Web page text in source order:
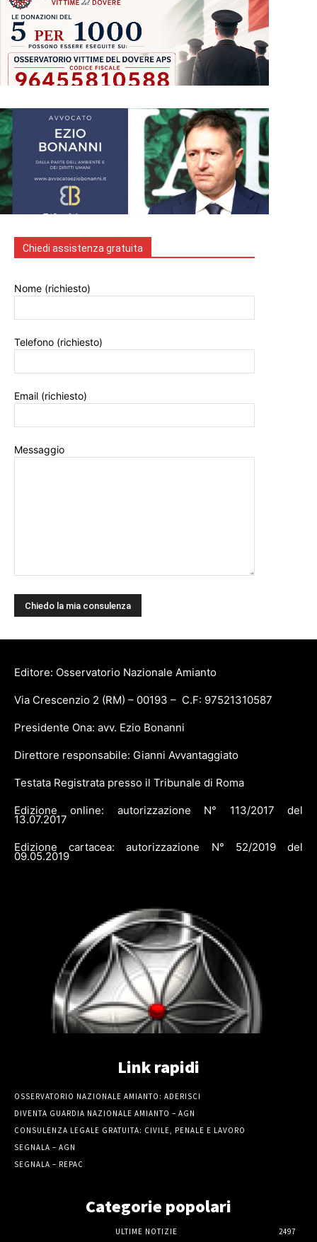
Chiedi assistenza gratuita
Nome (richiesto)
Telefono (richiesto)
Email (richiesto)
Messaggio
Editore: Osservatorio Nazionale Amianto
Via Crescenzio 2 (RM) – 00193 – C.F: 97521310587
Presidente Ona: avv. Ezio Bonanni
Direttore responsabile: Gianni Avvantaggiato
Testata Registrata presso il Tribunale di Roma
Edizione online: autorizzazione N° 113/2017 del
13.07.2017
Edizione cartacea: autorizzazione N° 52/2019 del
09.05.2019
Link rapidi
OSSERVATORIO NAZIONALE AMIANTO: ADERISCI
DIVENTA GUARDIA NAZIONALE AMIANTO – AGN
CONSULENZA LEGALE GRATUITA: CIVILE, PENALE E LAVORO
SEGNALA – AGN
SEGNALA – REPAC
Categorie popolari
ULTIME NOTIZIE 2497